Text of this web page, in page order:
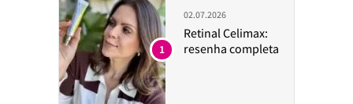
02.07.2026
Retinal Celimax:
resenha completa
1